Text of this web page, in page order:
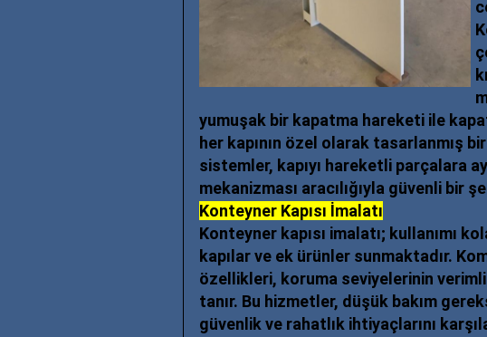
yumuşak bir kapatma hareketi ile
her kapının özel olarak tasarlanmış
sistemler, kapıyı hareketli parçalara
mekanizması aracılığıyla güvenli bir
Konteyner Kapısı İmalatı
Konteyner kapısı imalatı; kullanımı
kapılar ve ek ürünler sunmaktadır.
özellikleri, koruma seviyelerinin
tanır. Bu hizmetler, düşük bakım
güvenlik ve rahatlık ihtiyaçlarını